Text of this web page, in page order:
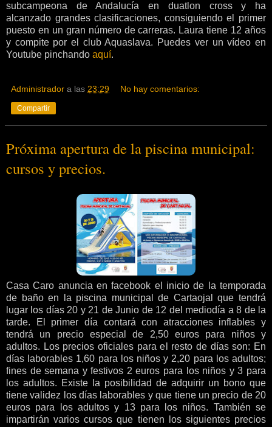
subcampeona de Andalucía en duatlon cross y ha
alcanzado grandes clasificaciones, consiguiendo el primer
puesto en un gran número de carreras. Laura tiene 12 años
y compite por el club Aquaslava. Puedes ver un vídeo en
Youtube pinchando aquí.
Administrador a las 23:29 No hay comentarios:
Compartir
Próxima apertura de la piscina municipal:
cursos y precios.
Casa Caro anuncia en facebook el inicio de la temporada
de baño en la piscina municipal de Cartaojal que tendrá
lugar los días 20 y 21 de Junio de 12 del mediodía a 8 de la
tarde. El primer día contará con atracciones inflables y
tendrá un precio especial de 2,50 euros para niños y
adultos. Los precios oficiales para el resto de días son: En
días laborables 1,60 para los niños y 2,20 para los adultos;
fines de semana y festivos 2 euros para los niños y 3 para
los adultos. Existe la posibilidad de adquirir un bono que
tiene validez los días laborables y que tiene un precio de 20
euros para los adultos y 13 para los niños. También se
impartirán varios cursos que tienen los siguientes precios